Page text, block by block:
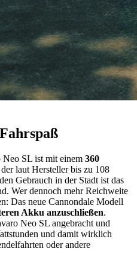
Neo SL ist mit einem 360
der laut Hersteller bis zu 108
Gebrauch in der Stadt ist das
Wer dennoch mehr Reichweite
Das neue Cannondale Modell
Akku anzuschließen.
Neo SL angebracht und
und damit wirklich
oder andere